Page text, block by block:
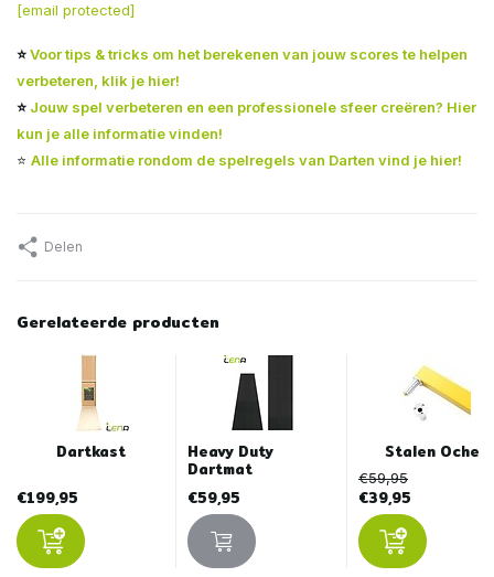
[email protected]
⭐Voor tips & tricks om het berekenen van jouw scores te helpen
verbeteren, klik je hier!
⭐ Jouw spel verbeteren en een professionele sfeer creëren? Hier
kun je alle informatie vinden!
⭐ Alle informatie rondom de spelregels van Darten vind je hier!
Delen
Gerelateerde producten
Dartkast
€199,95
Heavy Duty
Dartmat
€59,95
Stalen Oche
€59,95
€39,95